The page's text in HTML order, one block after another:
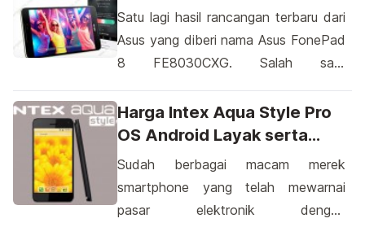
Inci
Satu lagi hasil rancangan terbaru dari
Asus yang diberi nama Asus FonePad
8 FE8030CXG. Salah satu
berasal dari negara Taiwan tersebut
kini semakin gencar dalam
yang akan mewarnai pasar dunia
gadget. Jika beberapa bulan yang lalu
Asus mendatangkan produk yang
Harga Intex Aqua Style Pro
OS Android Layak serta
Terjangkau
Sudah berbagai macam merek
smartphone yang telah mewarnai
pasar elektronik dengan